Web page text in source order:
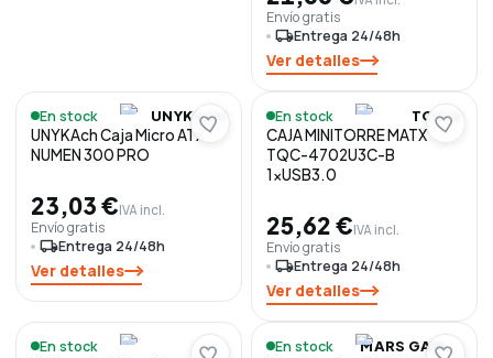
Envío gratis
local_shippingEntrega 24/48h
Ver detalles
En stock UNYKACH
UNYKAch Caja Micro ATX
NUMEN 300 PRO
23,03 €IVA incl.
Envío gratis
local_shippingEntrega 24/48h
Ver detalles
En stock TOOQ
CAJA MINITORRE MATX
TQC-4702U3C-B
1xUSB3.0
25,62 €IVA incl.
Envío gratis
local_shippingEntrega 24/48h
Ver detalles
En stock
En stock MARS GAMING